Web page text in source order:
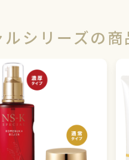
ルシリーズの商